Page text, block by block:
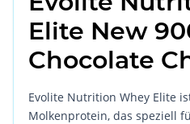
Elite New
Chocolate
Evolite Nutrition Whey Elite
Molkenprotein, das speziell